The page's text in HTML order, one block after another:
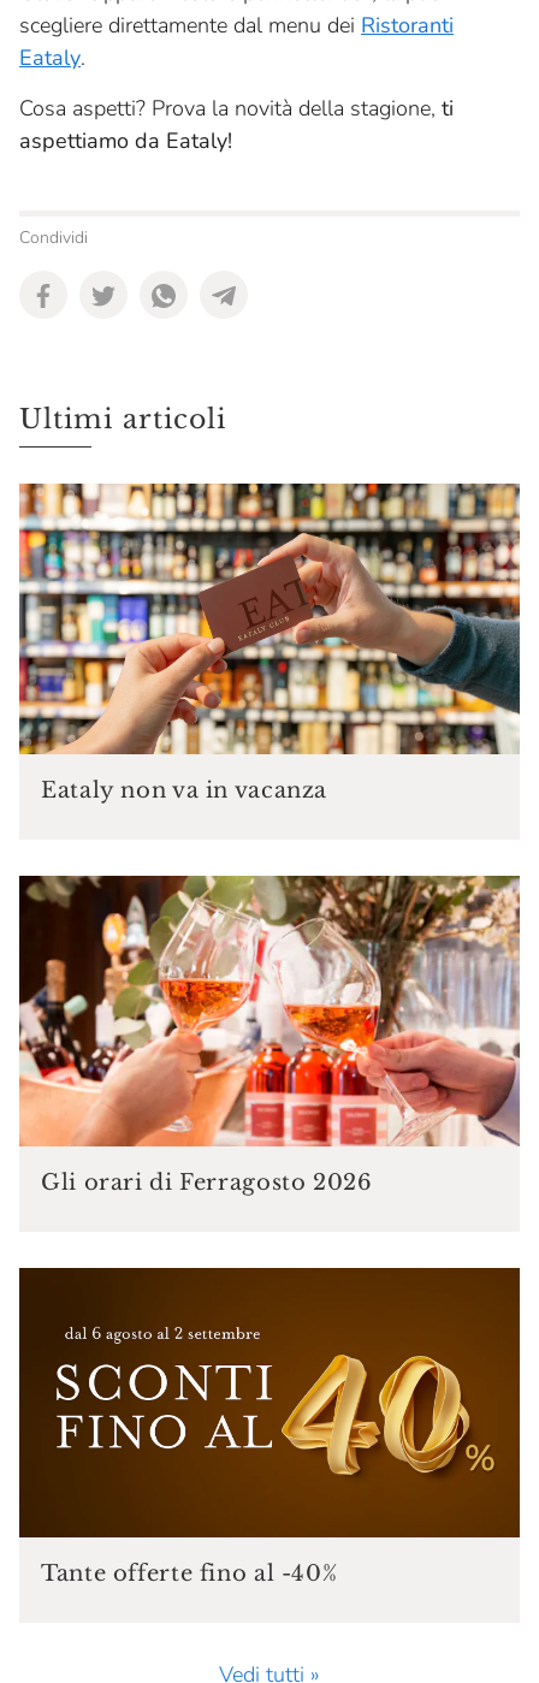
scegliere direttamente dal menu dei Ristoranti
Eataly.
Cosa aspetti? Prova la novità della stagione, ti
aspettiamo da Eataly!
Condividi
Ultimi articoli
Eataly non va in vacanza
Gli orari di Ferragosto 2026
Tante offerte fino al -40%
Vedi tutti »